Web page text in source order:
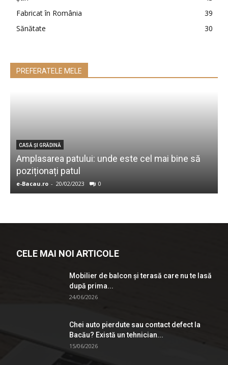
Fabricat în România
39
Sănătate
30
PREFERATELE MELE
CASĂ ŞI GRĂDINĂ
Amplasarea patului: unde este cel mai bine să
poziționați patul
e-Bacau.ro - 20/02/2023 0
CELE MAI NOI ARTICOLE
Mobilier de balcon și terasă care nu te lasă
după prima...
24/06/2026
Chei auto pierdute sau contact defect la
Bacău? Există un tehnician...
15/06/2026